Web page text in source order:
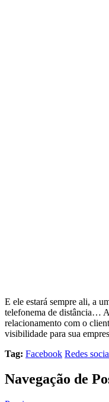
E ele estará sempre ali, a
telefonema de distância…
relacionamento com o
visibilidade para sua
Tag: Facebook Redes
Navegação de